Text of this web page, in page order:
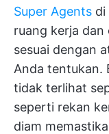
Super Agents di
ruang kerja dan
sesuai dengan
Anda tentukan.
tidak terlihat
seperti rekan
diam